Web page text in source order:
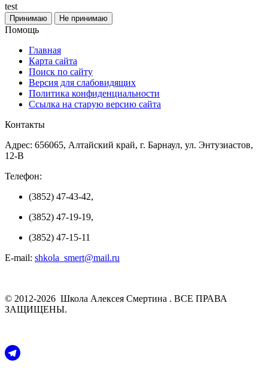
test
Принимаю Не принимаю
Помощь
Главная
Карта сайта
Поиск по сайту
Версия для слабовидящих
Политика конфиденциальности
Ссылка на старую версию сайта
Контакты
Адрес: 656065, Алтайский край, г. Барнаул, ул. Энтузиастов,
12-В
Телефон:
(3852) 47-43-42,
(3852) 47-19-19,
(3852) 47-15-11
E-mail: shkola_smert@mail.ru
© 2012-2026 Школа Алексея Смертина . ВСЕ ПРАВА
ЗАЩИЩЕНЫ.